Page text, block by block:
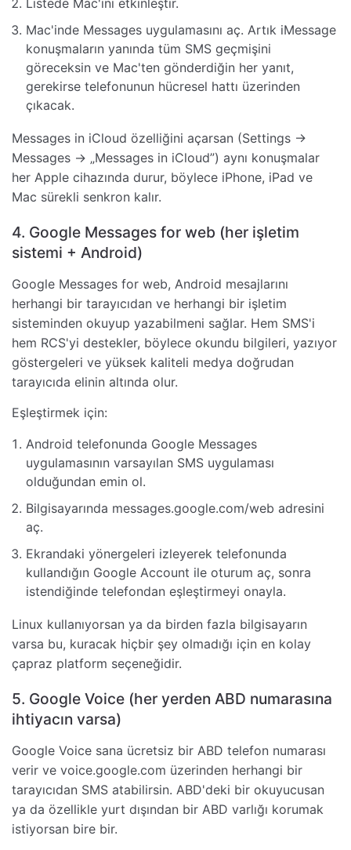
Mac'inde Messages uygulamasını aç. Artık iMessage
konuşmaların yanında tüm SMS geçmişini
göreceksin ve Mac'ten gönderdiğin her yanıt,
gerekirse telefonunun hücresel hattı üzerinden
çıkacak.
Messages in iCloud özelliğini açarsan (Settings →
Messages → „Messages in iCloud”) aynı konuşmalar
her Apple cihazında durur, böylece iPhone, iPad ve
Mac sürekli senkron kalır.
4. Google Messages for web (her işletim
sistemi + Android)
Google Messages for web, Android mesajlarını
herhangi bir tarayıcıdan ve herhangi bir işletim
sisteminden okuyup yazabilmeni sağlar. Hem SMS'i
hem RCS'yi destekler, böylece okundu bilgileri, yazıyor
göstergeleri ve yüksek kaliteli medya doğrudan
tarayıcıda elinin altında olur.
Eşleştirmek için:
Android telefonunda Google Messages
uygulamasının varsayılan SMS uygulaması
olduğundan emin ol.
Bilgisayarında messages.google.com/web adresini
aç.
Ekrandaki yönergeleri izleyerek telefonunda
kullandığın Google Account ile oturum aç, sonra
istendiğinde telefondan eşleştirmeyi onayla.
Linux kullanıyorsan ya da birden fazla bilgisayarın
varsa bu, kuracak hiçbir şey olmadığı için en kolay
çapraz platform seçeneğidir.
5. Google Voice (her yerden ABD numarasına
ihtiyacın varsa)
Google Voice sana ücretsiz bir ABD telefon numarası
verir ve voice.google.com üzerinden herhangi bir
tarayıcıdan SMS atabilirsin. ABD'deki bir okuyucusan
ya da özellikle yurt dışından bir ABD varlığı korumak
istiyorsan bire bir.